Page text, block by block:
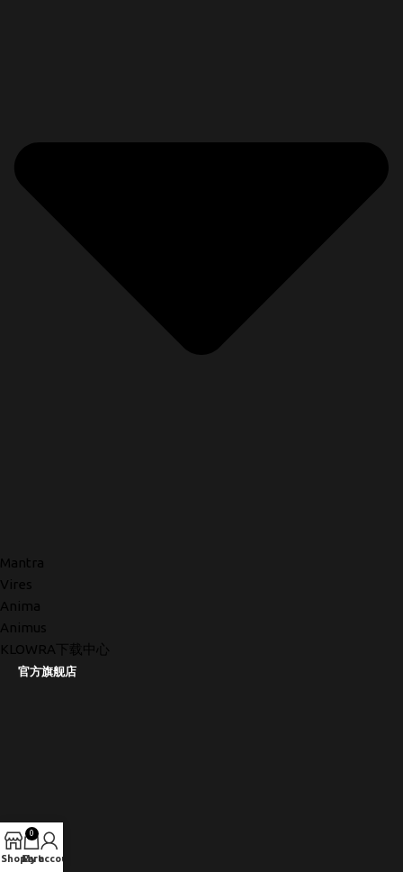
Mantra
Vires
Anima
Animus
KLOWRA下载中心
官方旗舰店
Shop
0
Cart
My account